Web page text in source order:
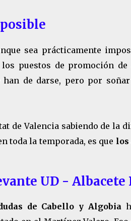
sea prácticamente
puestos de promoción de
de darse, pero por
de Valencia sabiendo de la
toda la temporada, es que los
UD - Albacete
de Cabello y Algobia